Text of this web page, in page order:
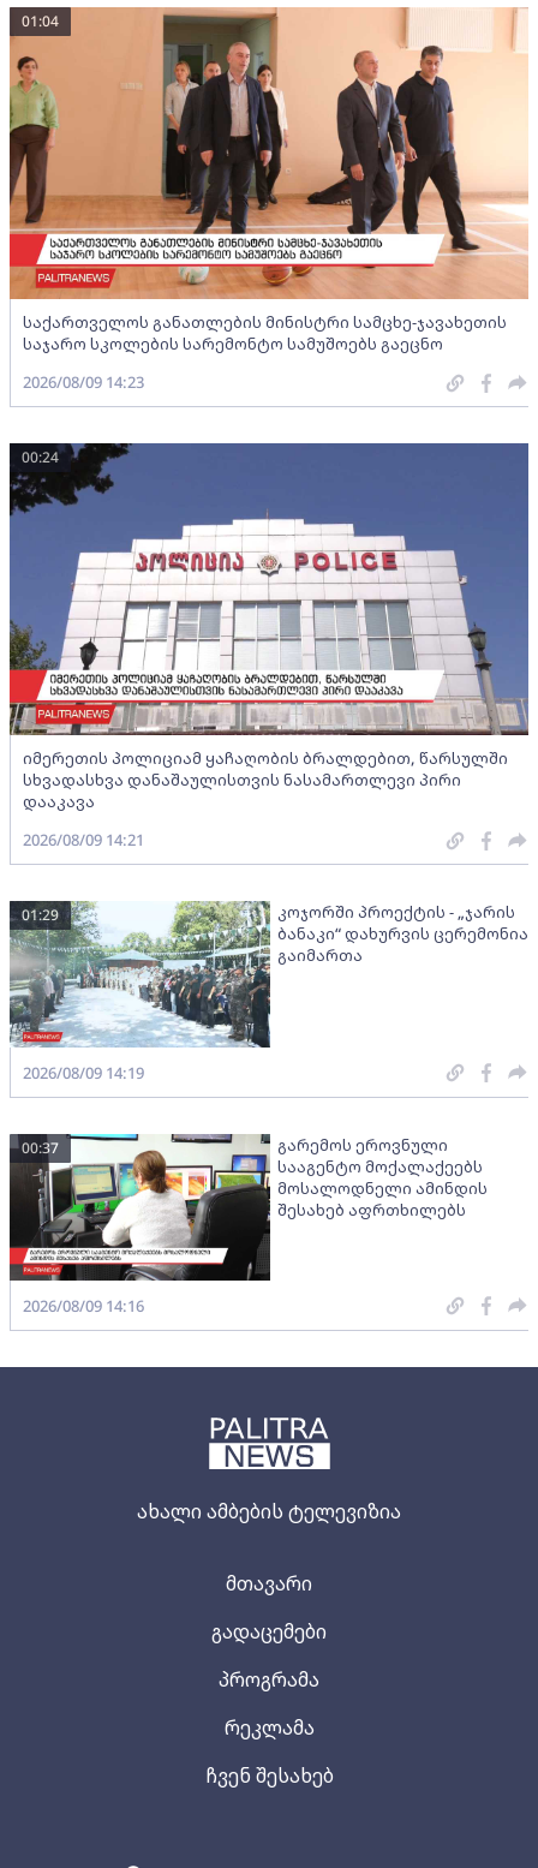
ახალი ამბების ტელევიზია
მთავარი
გადაცემები
პროგრამა
რეკლამა
ჩვენ შესახებ
საქართველოს განათლების მინისტრი სამცხე-ჯავახეთის
საჯარო სკოლების სარემონტო სამუშოებს გაეცნო
01:04
2026/08/09 14:23
იმერეთის პოლიციამ ყაჩაღობის ბრალდებით, წარსულში
სხვადასხვა დანაშაულისთვის ნასამართლევი პირი
დააკავა
00:24
2026/08/09 14:21
კოჯორში პროექტის - „ჯარის
ბანაკი“ დახურვის ცერემონია
გაიმართა
01:29
2026/08/09 14:19
გარემოს ეროვნული
სააგენტო მოქალაქეებს
მოსალოდნელი ამინდის
შესახებ აფრთხილებს
00:37
2026/08/09 14:16